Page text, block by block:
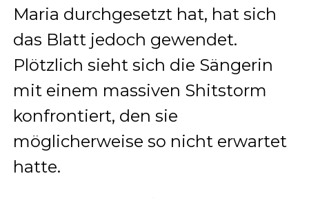
Maria durchgesetzt hat, hat sich
das Blatt jedoch gewendet.
Plötzlich sieht sich die Sängerin
mit einem massiven Shitstorm
konfrontiert, den sie
möglicherweise so nicht erwartet
hatte.